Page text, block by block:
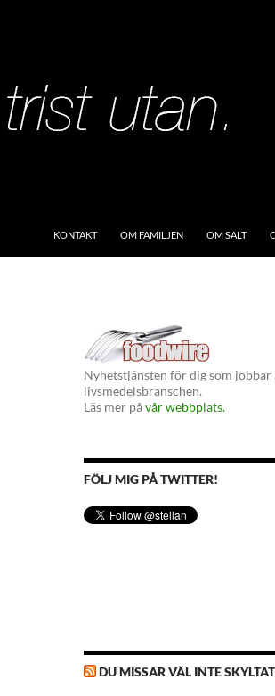
KONTAKT
OM FAMILJEN OM SALT
Nyhetstjänsten för dig som jobbar
livsmedelsbranschen.
Läs mer påvår webbplats.
FÖLJ MIG PÅ TWITTER!
DU MISSAR VÄL INTE